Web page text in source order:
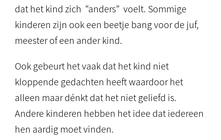
dat het kind zich “anders” voelt. Sommige
kinderen zijn ook een beetje bang voor de juf,
meester of een ander kind.
Ook gebeurt het vaak dat het kind niet
kloppende gedachten heeft waardoor het
alleen maar dénkt dat het niet geliefd is.
Andere kinderen hebben het idee dat iedereen
hen aardig moet vinden.